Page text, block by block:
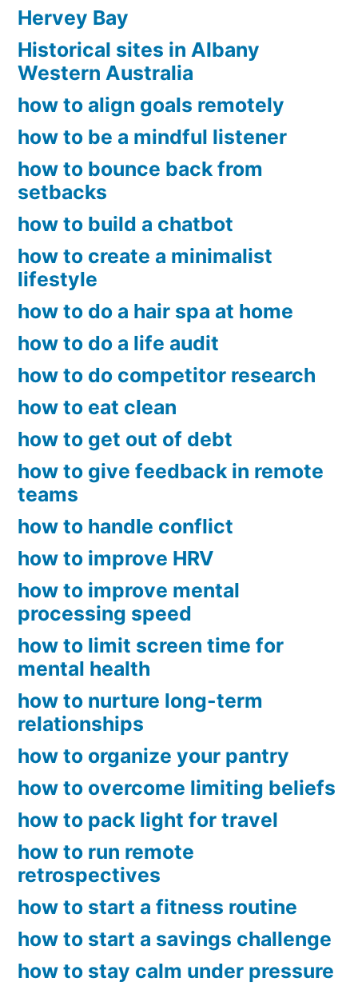
Hervey Bay
Historical sites in Albany
Western Australia
how to align goals remotely
how to be a mindful listener
how to bounce back from
setbacks
how to build a chatbot
how to create a minimalist
lifestyle
how to do a hair spa at home
how to do a life audit
how to do competitor research
how to eat clean
how to get out of debt
how to give feedback in remote
teams
how to handle conflict
how to improve HRV
how to improve mental
processing speed
how to limit screen time for
mental health
how to nurture long-term
relationships
how to organize your pantry
how to overcome limiting beliefs
how to pack light for travel
how to run remote
retrospectives
how to start a fitness routine
how to start a savings challenge
how to stay calm under pressure